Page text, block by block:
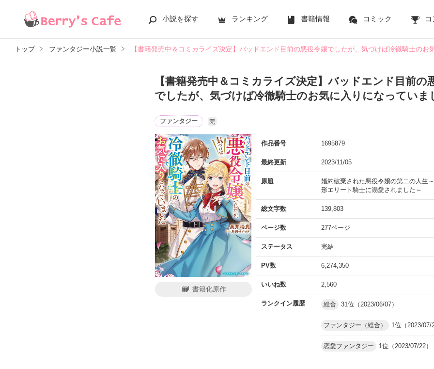
小説を探す ランキング 書籍情報 コミック
トップ ファンタジー小説一覧 【書籍発売中＆コミカライズ決定】バッドエンド目前の悪役令嬢でしたが、気づけば冷徹騎士のお
【書籍発売中＆コミカライズ決定】バッドエンド目前の
でしたが、気づけば冷徹騎士のお気に入りになっていま
ファンタジー 完
書籍化原作
作品番号 1695879
最終更新 2023/11/05
原題
婚約破棄された悪役令嬢の第二の人生
形エリート騎士に溺愛されました～
総文字数 139,803
ページ数 277ページ
ステータス 完結
PV数 6,274,350
いいね数 2,560
ランクイン履歴 総合 31位（2023/06/07）
ファンタジー（総合） 1位（2023/07/
恋愛ファンタジー 1位（2023/07/22）